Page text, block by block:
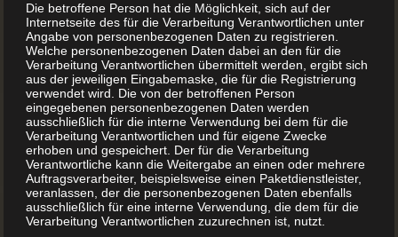
Wenn Sie unsicher sind, sollten Sie sich an einer Backbuch-
Vorlage orientieren. Oder Sie nutzen den umfangreichen
Service von Buchdrucker.at. Bei der Produktion von
Büchern sind unsere Experten immer gerne für Sie da. Denn
am Ende zählt vor allem eins: eine top Qualität.
Die Gestaltung Ihrer Bücher
Sie haben alle Rezepte, Fotos und Bilder für Ihr Backbuch
Die betroffene Person hat die Möglichkeit, sich auf der
Internetseite des für die Verarbeitung Verantwortlichen unter
Angabe von personenbezogenen Daten zu registrieren.
Welche personenbezogenen Daten dabei an den für die
Verarbeitung Verantwortlichen übermittelt werden, ergibt sich
aus der jeweiligen Eingabemaske, die für die Registrierung
verwendet wird. Die von der betroffenen Person
eingegebenen personenbezogenen Daten werden
ausschließlich für die interne Verwendung bei dem für die
Verarbeitung Verantwortlichen und für eigene Zwecke
erhoben und gespeichert. Der für die Verarbeitung
Verantwortliche kann die Weitergabe an einen oder mehrere
Auftragsverarbeiter, beispielsweise einen Paketdienstleister,
veranlassen, der die personenbezogenen Daten ebenfalls
ausschließlich für eine interne Verwendung, die dem für die
Verarbeitung Verantwortlichen zuzurechnen ist, nutzt.